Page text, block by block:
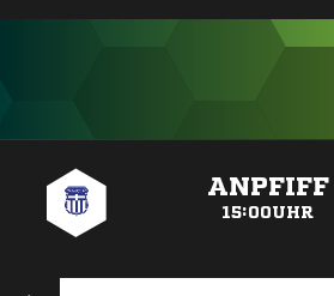
ANPFIFF
15:00UHR